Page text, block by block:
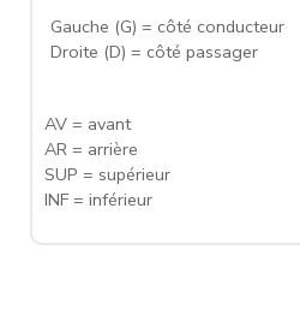
Gauche (G) = côté conducteur
Droite (D) = côté passager
AV = avant
AR = arrière
SUP = supérieur
INF = inférieur